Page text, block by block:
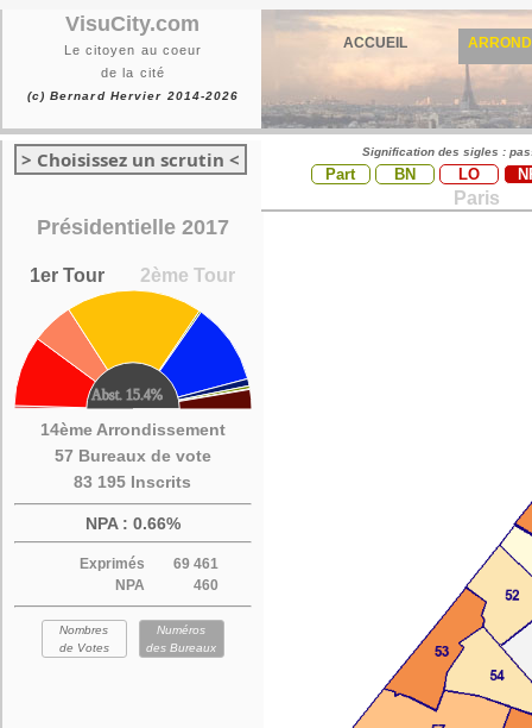
VisuCity.com
Le citoyen au coeur
de la cité
(c) Bernard Hervier 2014-2026
ACCUEIL
> Choisissez un scrutin <
Présidentielle 2017
1er Tour 2ème Tour
14ème Arrondissement
57 Bureaux de vote
83 195 Inscrits
NPA : 0.66%
Exprimés
69 461
NPA
460
Nombres
de Votes
Numéros
des Bureaux
Signification des sigles :
Part BN LO
Paris